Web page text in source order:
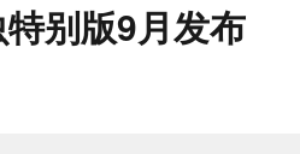
特别版9月发布